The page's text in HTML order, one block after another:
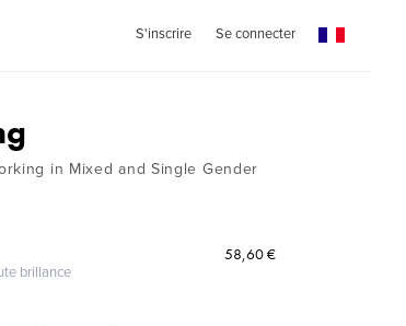
S'inscrire Se connecter
in Mixed and Single Gender
brillance
58,60 €